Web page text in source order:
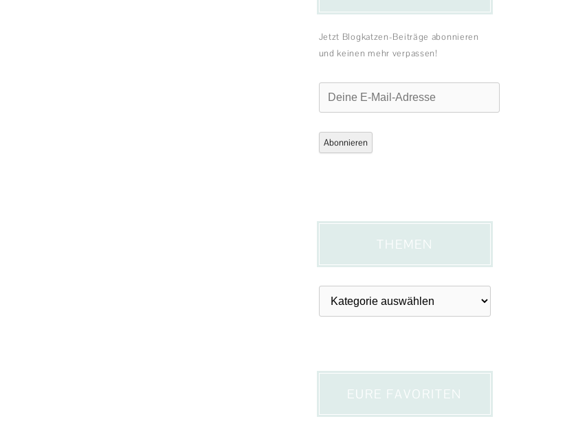
Jetzt Blogkatzen-Beiträge abonnieren
und keinen mehr verpassen!
Deine
Adresse
Abonnieren
THEMEN
Themen
EURE FAVORITEN